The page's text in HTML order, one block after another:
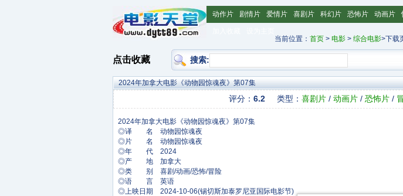
动作片 剧情片 爱情片 喜剧片 科幻片 恐怖片 动画片
当前位置： 首页 > 电影 > 综合电影>下载
点击收藏 搜索:
2024年加拿大电影《动物园惊魂夜》第07集
评分： 6.2 类型： 喜剧片 / 动画片 / 恐怖片 /
◎译 名 动物园惊魂夜
◎片 名 动物园惊魂夜
◎年 代 2024
◎产 地 加拿大
◎类 别 喜剧/动画/恐怖/冒险
◎语 言 英语
◎上映日期 2024-10-06(锡切斯加泰罗尼亚国际电影节)